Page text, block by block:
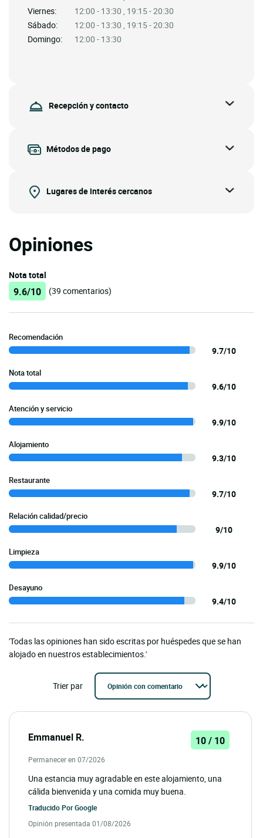
Viernes:
12:00 - 13:30 , 19:15 - 20:30
Sábado:
12:00 - 13:30 , 19:15 - 20:30
Domingo:
12:00 - 13:30
Recepción y contacto
Métodos de pago
Lugares de interés cercanos
Opiniones
Nota total
9.6/10 (39 comentarios)
Recomendación
9.7/10
Nota total
9.6/10
Atención y servicio
9.9/10
Alojamiento
9.3/10
Restaurante
9.7/10
Relación calidad/precio
9/10
Limpieza
9.9/10
Desayuno
9.4/10
'Todas las opiniones han sido escritas por huéspedes que se han
alojado en nuestros establecimientos.'
Trier par
Emmanuel R. 10 / 10
Permanecer en 07/2026
Una estancia muy agradable en este alojamiento, una
cálida bienvenida y una comida muy buena.
Traducido PorGoogle
Opinión presentada 01/08/2026